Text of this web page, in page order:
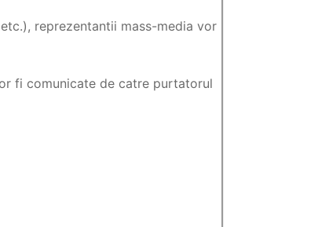
reprezentantii mass-media vor
fi comunicate de catre purtatorul